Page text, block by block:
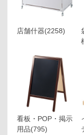
店舗什器(2258)
看板・POP・掲示
用品(795)